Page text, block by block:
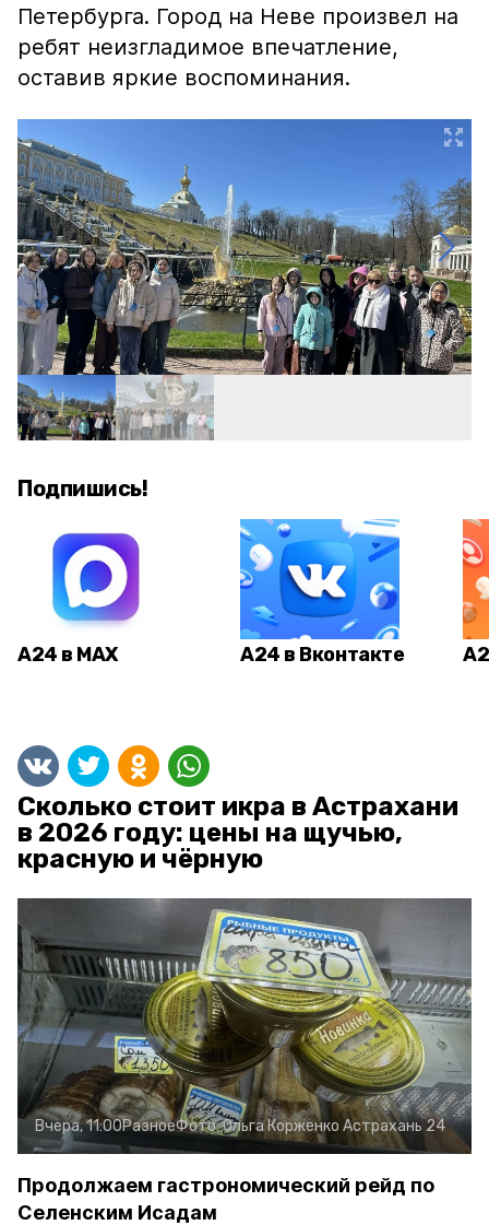
Петербурга. Город на Неве произвел на
ребят неизгладимое впечатление,
оставив яркие воспоминания.
Подпишись!
А24 в MAX А24 в Вконтакте
Сколько стоит икра в Астрахани
в 2026 году: цены на щучью,
красную и чёрную
Вчера, 11:00РазноеФото:Ольга Корженко Астрахань 24
Продолжаем гастрономический рейд по
Селенским Исадам